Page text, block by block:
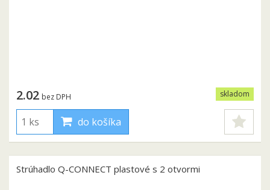
skladom
2.02 bez DPH
do košíka
Strúhadlo Q-CONNECT plastové s 2 otvormi